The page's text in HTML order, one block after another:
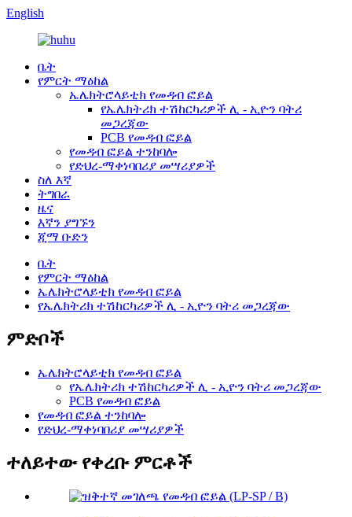
English
ቤት
የምርት ማዕከል
ኤሌክትሮላይቲክ የመዳብ ፎይል
የኤሌክትሪክ ተሽከርካሪዎች ሊ - ኢዮን ባትሪ
መጋረጃው
PCB የመዳብ ፎይል
የመዳብ ፎይል ተንከባሎ
የድህረ-ማቀነባበሪያ መሣሪያዎች
ስለ እኛ
ትግበራ
ዜና
እኛን ያግኙን
ጂማ ቡድን
ቤት
የምርት ማዕከል
ኤሌክትሮላይቲክ የመዳብ ፎይል
የኤሌክትሪክ ተሽከርካሪዎች ሊ - ኢዮን ባትሪ መጋረጃው
ምድቦች
ኤሌክትሮላይቲክ የመዳብ ፎይል
የኤሌክትሪክ ተሽከርካሪዎች ሊ - ኢዮን ባትሪ መጋረጃው
PCB የመዳብ ፎይል
የመዳብ ፎይል ተንከባሎ
የድህረ-ማቀነባበሪያ መሣሪያዎች
ተለይተው የቀረቡ ምርቶች